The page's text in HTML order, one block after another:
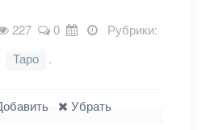
227 0
Рубрики:
Таро
.
Убрать